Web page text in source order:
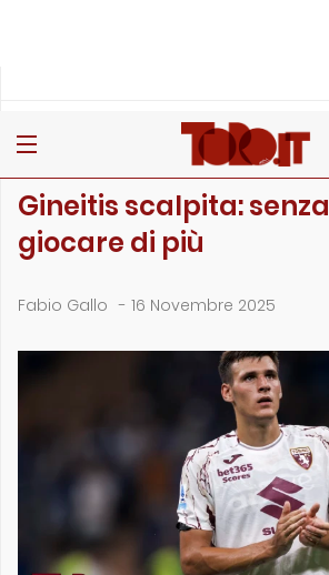
Gineitis scalpita:
giocare di più
Fabio Gallo - 16 Novembre 2025